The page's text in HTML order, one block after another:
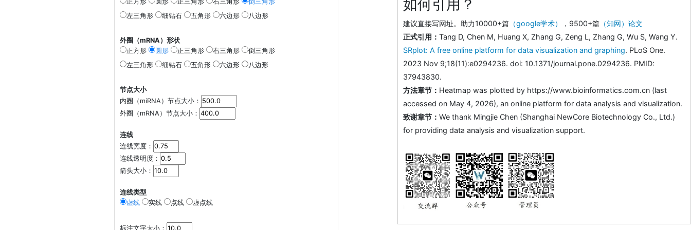
左三角形
细钻石 五角形 六边形 八边形
外圈（mRNA）形状
正方形
圆形 正三角形 右三角形
倒三角形
左三角形
细钻石 五角形 六边形 八边形
节点大小
内圈（miRNA）节点大小：
外圈（mRNA）节点大小：
连线
连线宽度：
连线透明度：
箭头大小：
连线类型
虚线
实线 点线 虚点线
标注文字大小：
如何引用？
建议直接写网址。助力10000+篇（google学术） ，9500+篇（知网）论文
正式引用： Tang D, Chen M, Huang X, Zhang G, Zeng L, Zhang G, Wu S, Wang Y.
SRplot: A free online platform for data visualization and graphing. PLoS One.
2023 Nov 9;18(11):e0294236. doi: 10.1371/journal.pone.0294236. PMID:
37943830.
方法章节： Heatmap was plotted by https://www.bioinformatics.com.cn (last
accessed on May 4, 2026), an online platform for data analysis and visualization.
致谢章节： We thank Mingjie Chen (Shanghai NewCore Biotechnology Co., Ltd.)
for providing data analysis and visualization support.